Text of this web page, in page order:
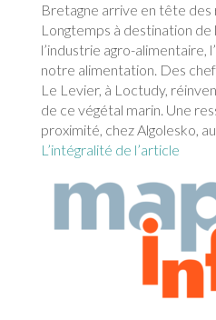
Bretagne arrive en tête
Longtemps à destination
l’industrie agro-alimentaire,
notre alimentation. Des
Le Levier, à Loctudy,
de ce végétal marin. Une
proximité, chez Algolesko,
L’intégralité de l’article